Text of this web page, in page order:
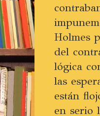
Holmes
del
lógica
las
están
en serio